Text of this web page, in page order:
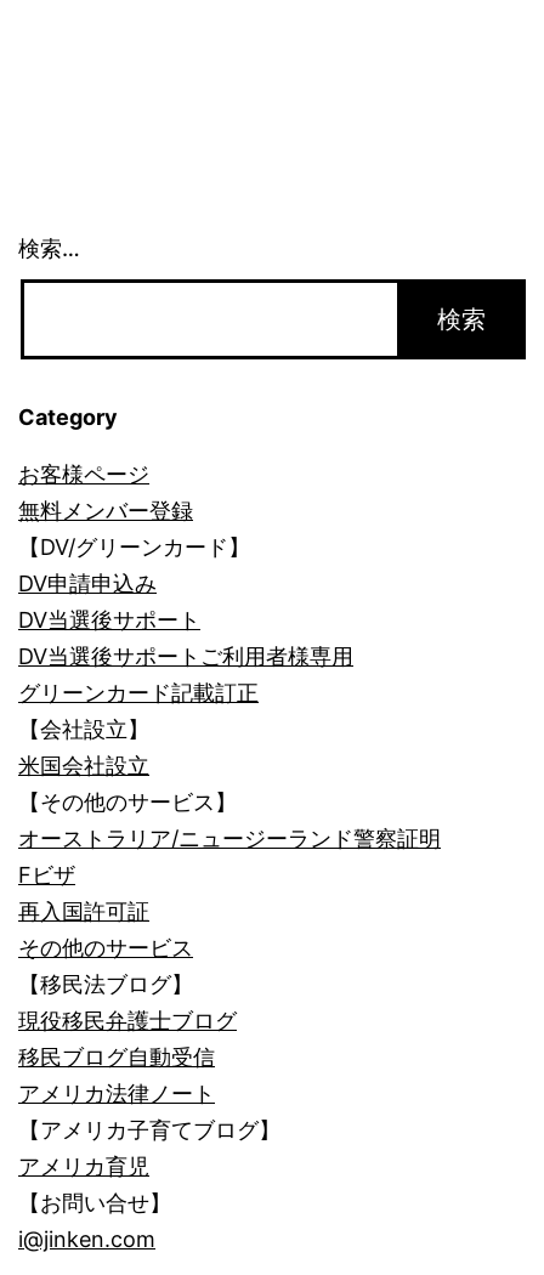
検索…
Category
お客様ページ
無料メンバー登録
【DV/グリーンカード】
DV申請申込み
DV当選後サポート
DV当選後サポートご利用者様専用
グリーンカード記載訂正
【会社設立】
米国会社設立
【その他のサービス】
オーストラリア/ニュージーランド警察証明
Fビザ
再入国許可証
その他のサービス
【移民法ブログ】
現役移民弁護士ブログ
移民ブログ自動受信
アメリカ法律ノート
【アメリカ子育てブログ】
アメリカ育児
【お問い合せ】
i@jinken.com